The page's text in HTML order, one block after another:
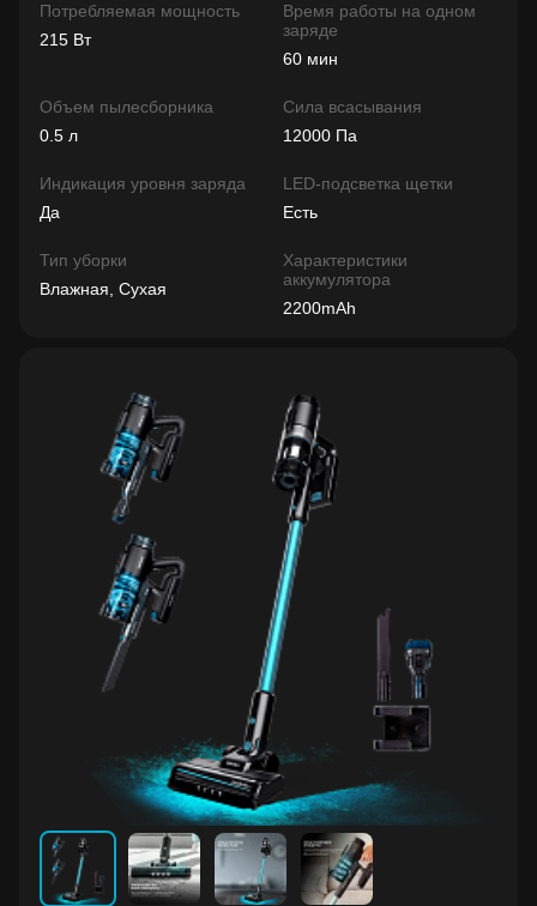
Потребляемая мощность
215 Вт
Время работы на одном
заряде
60 мин
Объем пылесборника
0.5 л
Сила всасывания
12000 Па
Индикация уровня заряда
Да
LED-подсветка щетки
Есть
Тип уборки
Влажная, Сухая
Характеристики
аккумулятора
2200mAh